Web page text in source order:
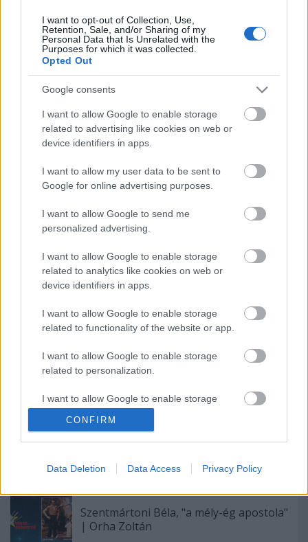
I want to opt-out of Collection, Use,
Retention, Sale, and/or Sharing of my
Personal Data that Is Unrelated with the
Purposes for which it was collected.
Opted Out
Google consents
I want to allow Google to enable storage
related to advertising like cookies on web or
device identifiers in apps.
I want to allow my user data to be sent to
Google for online advertising purposes.
I want to allow Google to send me
personalized advertising.
I want to allow Google to enable storage
related to analytics like cookies on web or
device identifiers in apps.
I want to allow Google to enable storage
related to functionality of the website or app.
I want to allow Google to enable storage
related to personalization.
I want to allow Google to enable storage
related to security, including authentication
user protection.
CONFIRM
Data Deletion Data Access Privacy Policy
emTV.hu //Parallaxis // borítókép: NASA
Űrkutatás
Sokolébresztő
Ajánlott bejegyzések:
Szentmártoni Béla, "a mély-ég apostola"
| Orha Zoltán